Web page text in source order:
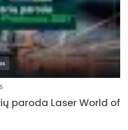
paroda Laser World of